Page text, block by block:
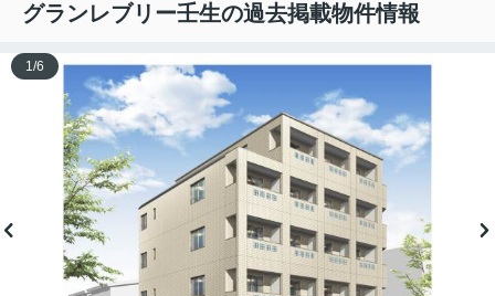
グランレブリー壬生の過去掲載物件情報
1/6